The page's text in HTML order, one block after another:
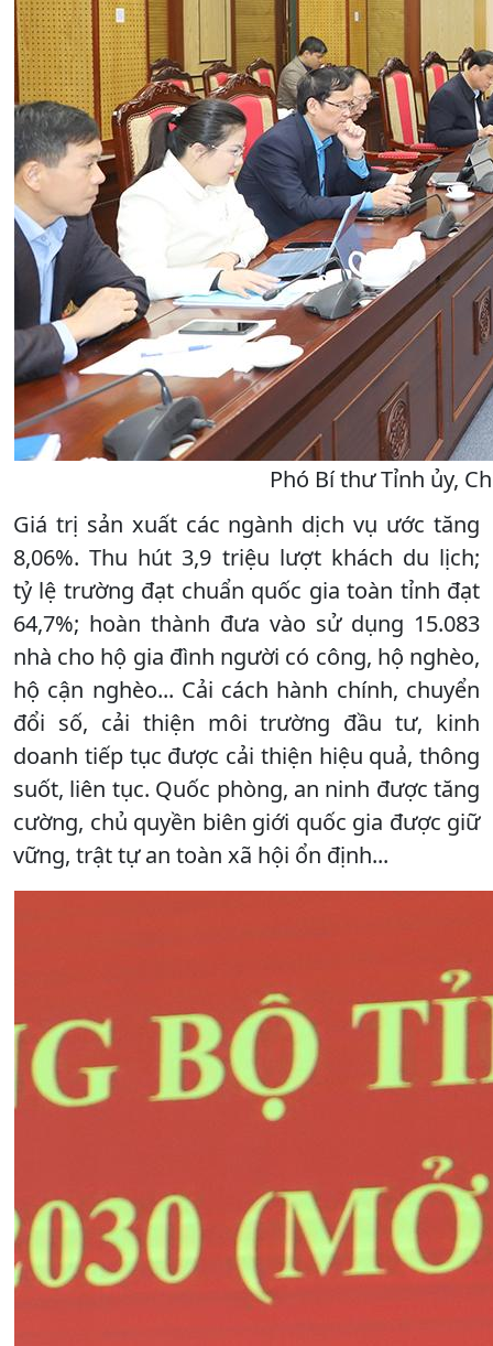
Phó Bí thư Tỉnh ủy,
Giá trị sản xuất các ngành dịch vụ ước tăng
8,06%. Thu hút 3,9 triệu lượt khách du lịch;
tỷ lệ trường đạt chuẩn quốc gia toàn tỉnh đạt
64,7%; hoàn thành đưa vào sử dụng 15.083
nhà cho hộ gia đình người có công, hộ nghèo,
hộ cận nghèo... Cải cách hành chính, chuyển
đổi số, cải thiện môi trường đầu tư, kinh
doanh tiếp tục được cải thiện hiệu quả, thông
suốt, liên tục. Quốc phòng, an ninh được tăng
cường, chủ quyền biên giới quốc gia được giữ
vững, trật tự an toàn xã hội ổn định...